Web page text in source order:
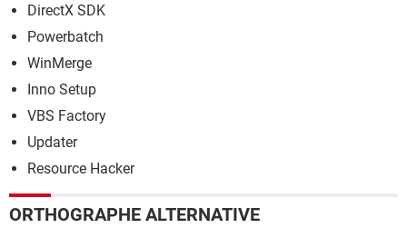
DirectX SDK
Powerbatch
WinMerge
Inno Setup
VBS Factory
Updater
Resource Hacker
ORTHOGRAPHE ALTERNATIVE